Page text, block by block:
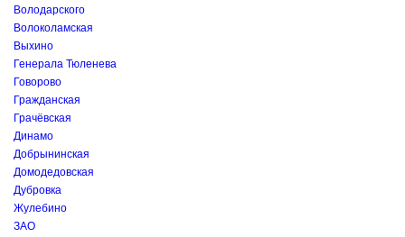
Володарского
Волоколамская
Выхино
Генерала Тюленева
Говорово
Гражданская
Грачёвская
Динамо
Добрынинская
Домодедовская
Дубровка
Жулебино
ЗАО